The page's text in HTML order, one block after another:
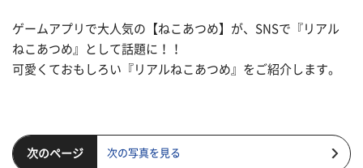
ゲームアプリで大人気の【ねこあつめ】が、SNSで『リアル
ねこあつめ』として話題に！！
可愛くておもしろい『リアルねこあつめ』をご紹介します。
次のページ 次の写真を見る